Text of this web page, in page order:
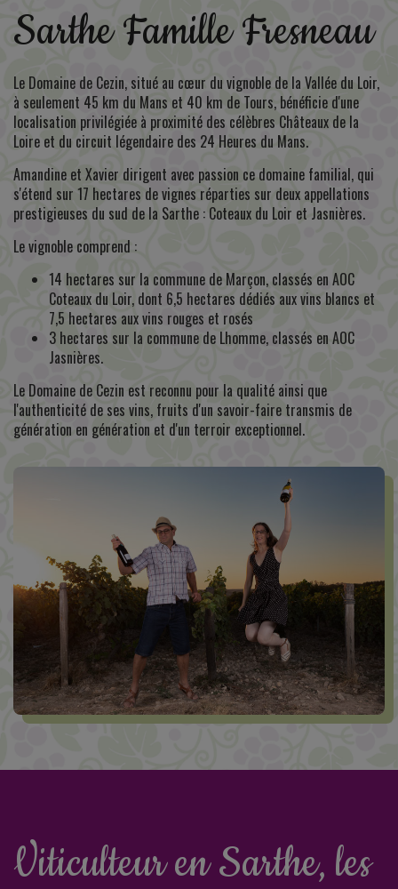
Sarthe Famille Fresneau
Le Domaine de Cezin, situé au cœur du vignoble de la Vallée du Loir,
à seulement 45 km du Mans et 40 km de Tours, bénéficie d'une
localisation privilégiée à proximité des célèbres Châteaux de la
Loire et du circuit légendaire des 24 Heures du Mans.
Amandine et Xavier dirigent avec passion ce domaine familial, qui
s'étend sur 17 hectares de vignes réparties sur deux appellations
prestigieuses du sud de la Sarthe : Coteaux du Loir et Jasnières.
Le vignoble comprend :
14 hectares sur la commune de Marçon, classés en AOC
Coteaux du Loir, dont 6,5 hectares dédiés aux vins blancs et
7,5 hectares aux vins rouges et rosés
3 hectares sur la commune de Lhomme, classés en AOC
Jasnières.
Le Domaine de Cezin est reconnu pour la qualité ainsi que
l'authenticité de ses vins, fruits d'un savoir-faire transmis de
génération en génération et d'un terroir exceptionnel.
Viticulteur en Sarthe, les